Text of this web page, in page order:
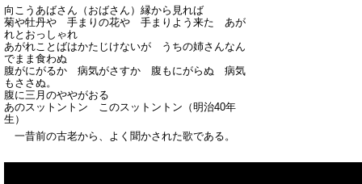
向こうあばさん（おばさん）縁から見れば
菊や牡丹や 手まりの花や 手まりよう来た あが
れとおっしゃれ
あがれことばはかたじけないが うちの姉さんなん
でまま食わぬ
腹がにがるか 病気がさすか 腹もにがらぬ 病気
もささぬ。
腹に三月のややがおる
あのスットントン このスットントン（明治40年
生）
一昔前の古老から、よく聞かされた歌である。